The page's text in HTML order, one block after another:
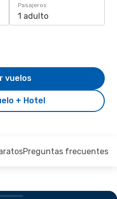
Pasajeros
1 adulto
+ Hotel
vuelos
Preguntas frecuentes